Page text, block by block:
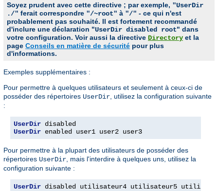
Soyez prudent avec cette directive ; par exemple, "UserDir
./" ferait correspondre "/~root" à "/" - ce qui n'est
probablement pas souhaité. Il est fortement recommandé
d'inclure une déclaration "UserDir disabled root" dans
votre configuration. Voir aussi la directive Directory et la
page Conseils en matière de sécurité pour plus
d'informations.
Exemples supplémentaires :
Pour permettre à quelques utilisateurs et seulement à ceux-ci de
posséder des répertoires UserDir , utilisez la configuration suivante
:
UserDir
UserDir enabled user1 user2 user3
Pour permettre à la plupart des utilisateurs de posséder des
répertoires UserDir , mais l'interdire à quelques uns, utilisez la
configuration suivante :
UserDir disabled utilisateur4 utilisateur5